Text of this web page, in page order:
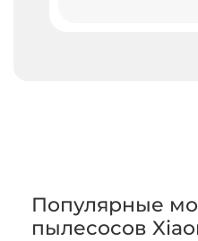
Популярные
пылесосов